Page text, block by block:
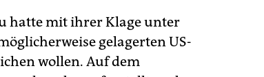
hatte mit ihrer Klage unter
gelagerten US-
wollen. Auf dem